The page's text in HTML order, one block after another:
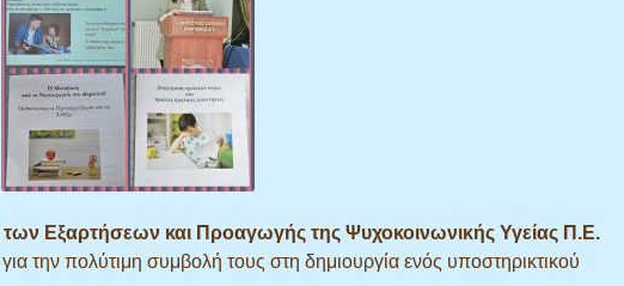
Εξαρτήσεων και Προαγωγής της Ψυχοκοινωνικής Υγείας Π.Ε.
για την πολύτιμη συμβολή τους στη δημιουργία ενός υποστηρικτικού